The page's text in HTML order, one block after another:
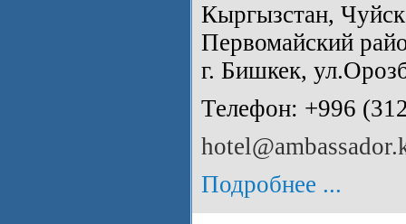
Кыргызстан,
Первомайский
г. Бишкек,
Телефон: +996
Подробнее ...